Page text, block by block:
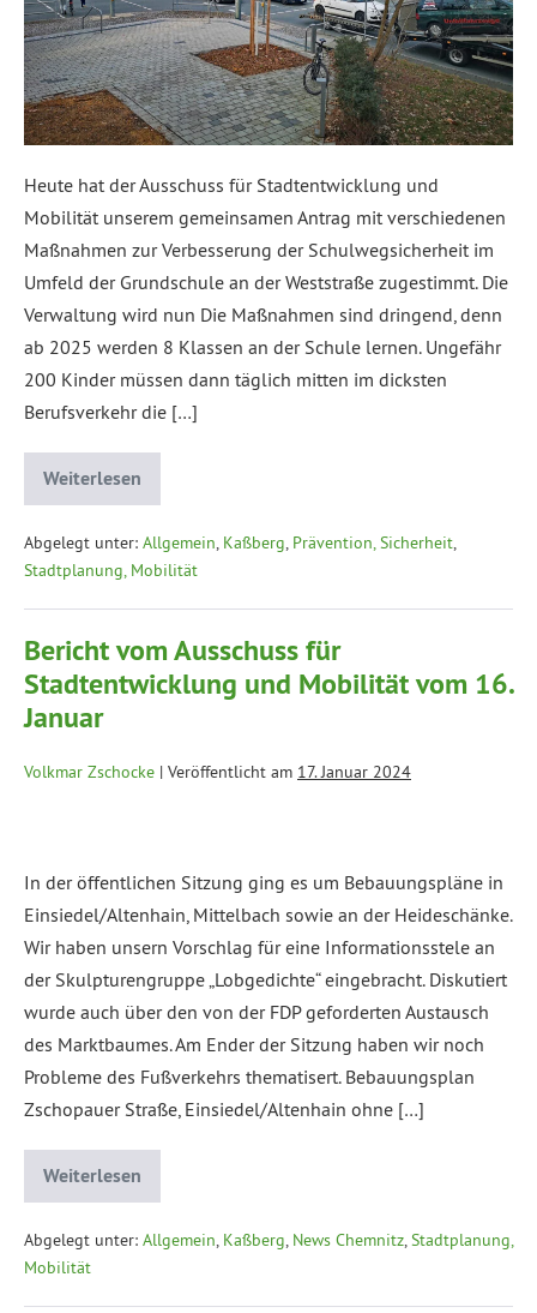
Heute hat der Ausschuss für Stadtentwicklung und
Mobilität unserem gemeinsamen Antrag mit verschiedenen
Maßnahmen zur Verbesserung der Schulwegsicherheit im
Umfeld der Grundschule an der Weststraße zugestimmt. Die
Verwaltung wird nun Die Maßnahmen sind dringend, denn
ab 2025 werden 8 Klassen an der Schule lernen. Ungefähr
200 Kinder müssen dann täglich mitten im dicksten
Berufsverkehr die […]
Weiterlesen
Abgelegt unter: Allgemein, Kaßberg, Prävention, Sicherheit,
Stadtplanung, Mobilität
Bericht vom Ausschuss für
Stadtentwicklung und Mobilität vom 16.
Januar
Volkmar Zschocke | Veröffentlicht am 17. Januar 2024
In der öffentlichen Sitzung ging es um Bebauungspläne in
Einsiedel/Altenhain, Mittelbach sowie an der Heideschänke.
Wir haben unsern Vorschlag für eine Informationsstele an
der Skulpturengruppe „Lobgedichte“ eingebracht. Diskutiert
wurde auch über den von der FDP geforderten Austausch
des Marktbaumes. Am Ender der Sitzung haben wir noch
Probleme des Fußverkehrs thematisert. Bebauungsplan
Zschopauer Straße, Einsiedel/Altenhain ohne […]
Weiterlesen
Abgelegt unter: Allgemein, Kaßberg, News Chemnitz,Stadtplanung,
Mobilität